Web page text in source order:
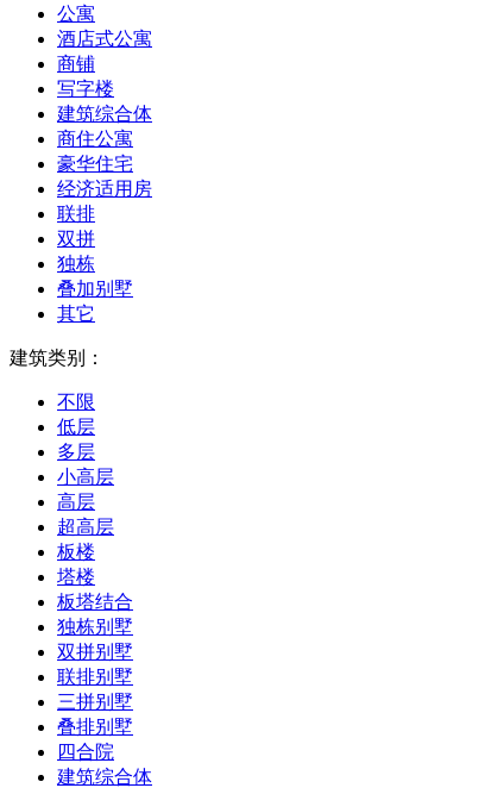
公寓
酒店式公寓
商铺
写字楼
建筑综合体
商住公寓
豪华住宅
经济适用房
联排
双拼
独栋
叠加别墅
其它
建筑类别：
不限
低层
多层
小高层
高层
超高层
板楼
塔楼
板塔结合
独栋别墅
双拼别墅
联排别墅
三拼别墅
叠排别墅
四合院
建筑综合体